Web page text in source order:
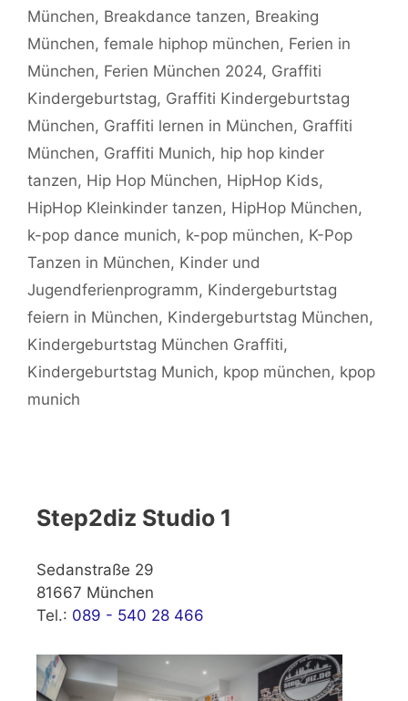
München, Breakdance tanzen, Breaking
München, female hiphop münchen, Ferien in
München, Ferien München 2024, Graffiti
Kindergeburtstag, Graffiti Kindergeburtstag
München, Graffiti lernen in München, Graffiti
München, Graffiti Munich, hip hop kinder
tanzen, Hip Hop München, HipHop Kids,
HipHop Kleinkinder tanzen, HipHop München,
k-pop dance munich, k-pop münchen, K-Pop
Tanzen in München, Kinder und
Jugendferienprogramm, Kindergeburtstag
feiern in München, Kindergeburtstag München,
Kindergeburtstag München Graffiti,
Kindergeburtstag Munich, kpop münchen, kpop
munich
Step2diz Studio 1
Sedanstraße 29
81667 München
Tel.: 089 - 540 28 466